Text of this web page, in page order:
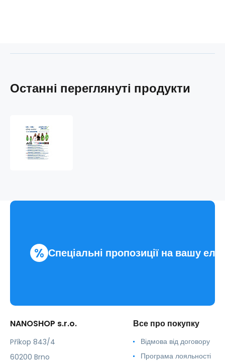
Останні переглянуті продукти
% Спеціальні пропозиції на вашу
NANOSHOP s.r.o.
Příkop 843/4
60200 Brno
Все про покупку
Відмова від договору
Програма лояльності